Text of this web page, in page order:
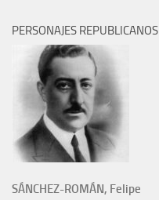
PERSONAJES REPUBLICANOS
SÁNCHEZ-ROMÁN, Felipe